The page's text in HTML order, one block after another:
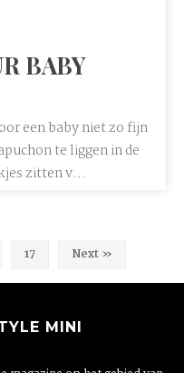
BABY
een baby niet zo fijn
te liggen in de
zitten v...
17 Next »
MINI